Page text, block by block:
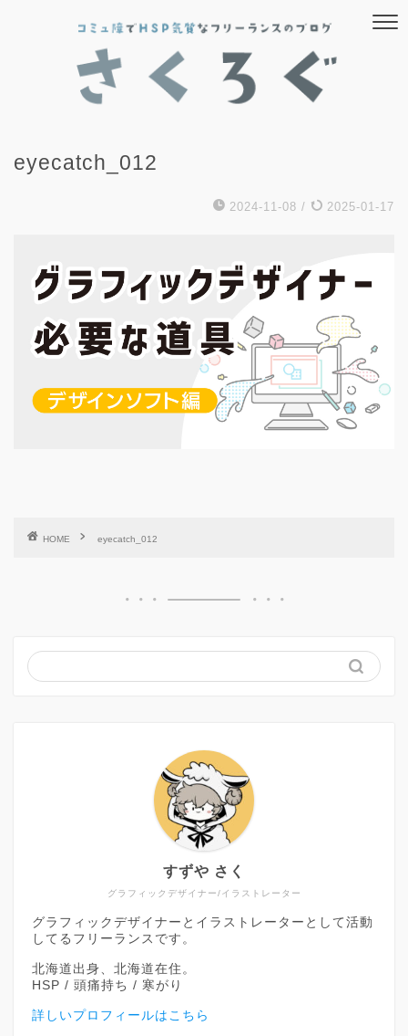
eyecatch_012
2024-11-08 / 2025-01-17
HOME eyecatch_012
グラフィックデザイナー/イラストレーター
すずや さく
グラフィックデザイナーとイラストレーターとして活動
してるフリーランスです。
北海道出身、北海道在住。
HSP / 頭痛持ち / 寒がり
詳しいプロフィールはこちら